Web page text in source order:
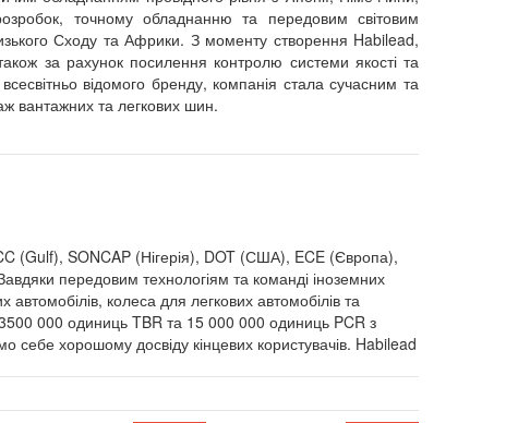
точному обладнанню та передовим світовим
Сходу та Африки. З моменту створення Habilead,
за рахунок посилення контролю системи якості та
всесвітньо відомого бренду, компанія стала сучасним та
вантажних та легкових шин.
(Gulf), SONCAP (Нігерія), DOT (США), ECE (Європа),
передовим технологіям та команді іноземних
колеса для легкових автомобілів та
000 одиниць TBR та 15 000 000 одиниць PCR з
хорошому досвіду кінцевих користувачів. Habilead